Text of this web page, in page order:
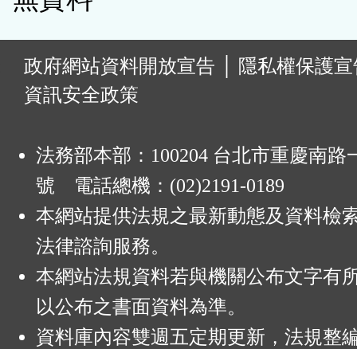
政府網站資料開放宣告
隱私權保護
資訊安全政策
法務部本部：100204 台北市重慶南路
號 電話總機：(02)2191-0189
本網站提供法規之最新動態及資料檢
法律諮詢服務。
本網站法規資料若與機關公布文字有
以公布之書面資料為準。
資料庫內容雙週五定期更新，法規整